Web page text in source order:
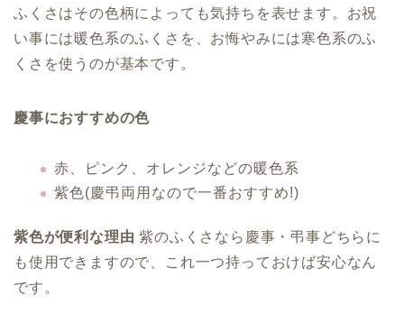
ふくさはその色柄によっても気持ちを表せます。お祝
い事には暖色系のふくさを、お悔やみには寒色系のふ
くさを使うのが基本です。
慶事におすすめの色
赤、ピンク、オレンジなどの暖色系
紫色(慶弔両用なので一番おすすめ!)
紫色が便利な理由 紫のふくさなら慶事・弔事どちらに
も使用できますので、これ一つ持っておけば安心なん
です。